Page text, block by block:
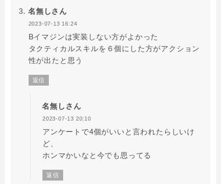
名無しさん
2023-07-13 16:24
Bイマジンは実装しない方がよかった
タクティカルスキルを６個にした方がアクション
性が出たと思う
返信
名無しさん
2023-07-13 20:10
アンケートで4個がいいと言われたらしいけ
ど、
ホンマかいなと今でも思ってる
返信